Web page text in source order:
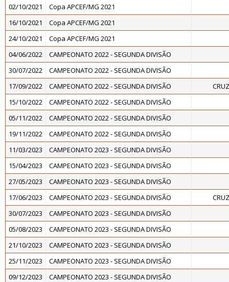
02/10/2021
Copa APCEF/MG 2021
16/10/2021
Copa APCEF/MG 2021
24/10/2021
Copa APCEF/MG 2021
04/06/2022
CAMPEONATO 2022 - SEGUNDA DIVISÃO
30/07/2022
CAMPEONATO 2022 - SEGUNDA DIVISÃO
17/09/2022
CAMPEONATO 2022 - SEGUNDA DIVISÃO
15/10/2022
CAMPEONATO 2022 - SEGUNDA DIVISÃO
05/11/2022
CAMPEONATO 2022 - SEGUNDA DIVISÃO
19/11/2022
CAMPEONATO 2022 - SEGUNDA DIVISÃO
11/03/2023
CAMPEONATO 2023 - SEGUNDA DIVISÃO
15/04/2023
CAMPEONATO 2023 - SEGUNDA DIVISÃO
27/05/2023
CAMPEONATO 2023 - SEGUNDA DIVISÃO
17/06/2023
CAMPEONATO 2023 - SEGUNDA DIVISÃO
30/07/2023
CAMPEONATO 2023 - SEGUNDA DIVISÃO
05/08/2023
CAMPEONATO 2023 - SEGUNDA DIVISÃO
21/10/2023
CAMPEONATO 2023 - SEGUNDA DIVISÃO
25/11/2023
CAMPEONATO 2023 - SEGUNDA DIVISÃO
09/12/2023
CAMPEONATO 2023 - SEGUNDA DIVISÃO